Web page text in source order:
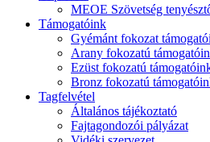
MEOE Szövetség
Támogatóink
Gyémánt fokozat
Arany fokozatú
Ezüst fokozatú
Bronz fokozatú
Tagfelvétel
Általános tájékoztató
Fajtagondozói pályázat